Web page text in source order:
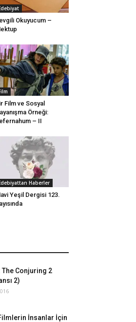
Okuyucum –
Film ve Sosyal
Örneği:
– II
Haberler
Yeşil Dergisi 123.
The Conjuring 2
2)
İnsanlar İçin